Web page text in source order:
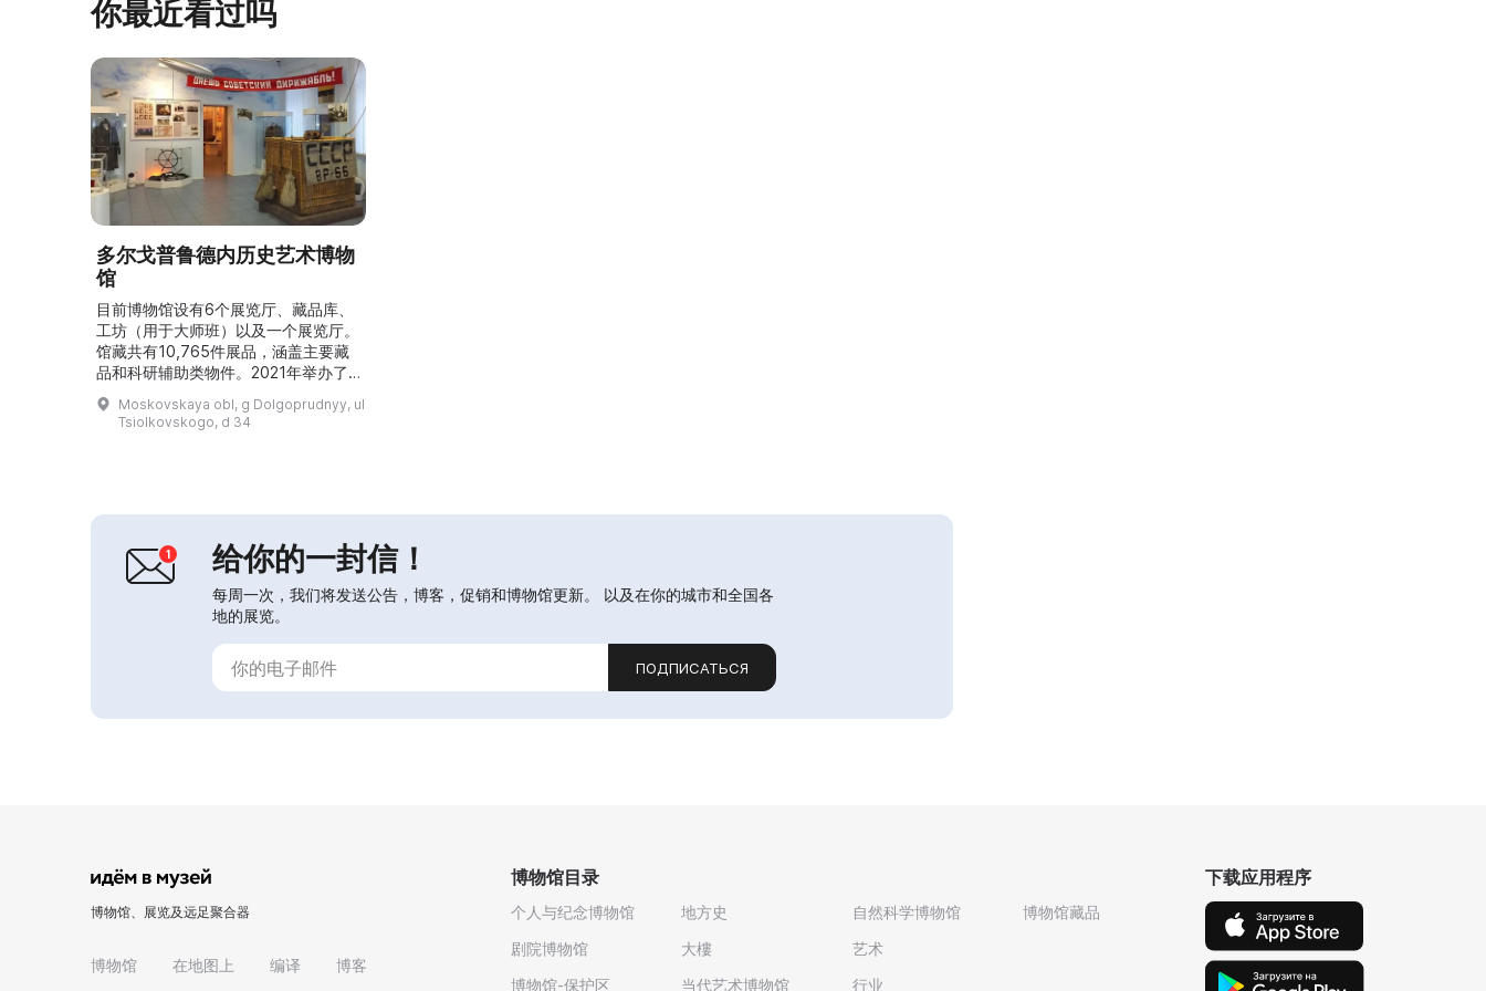
你最近看过吗
多尔戈普鲁德内历史艺术博物
馆
目前博物馆设有6个展览厅、藏品库、
工坊（用于大师班）以及一个展览厅。
馆藏共有10,765件展品，涵盖主要藏
品和科研辅助类物件。2021年举办了
25个展览和348场导览，并推出了新的
活动形式，特别是测验（quiz）和虚拟
展览。博物馆接待了17,200名访客，
州艺术家的个人展览。2021年启动了
Moskovskaya obl, g Dolgoprudnyy, ul
Tsiolkovskogo, d 34
给你的一封信！
每周一次，我们将发送公告，博客，促销和博物馆更新。 以及在你的城市和全国各
地的展览。
ПОДПИСАТЬСЯ
博物馆、展览及远足聚合器
博物馆 在地图上 编译 博客
博物馆目录
个人与纪念博物馆
剧院博物馆
博物馆-保护区
地方史
大樓
当代艺术博物馆
自然科学博物馆
艺术
行业
博物馆藏品
下载应用程序